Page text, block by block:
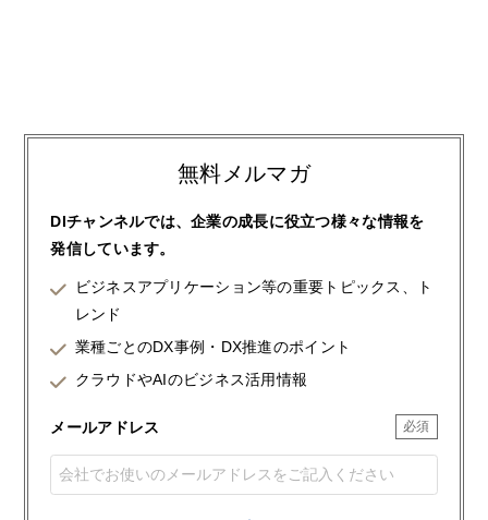
無料メルマガ
DIチャンネルでは、企業の成長に役立つ様々な情報を
発信しています。
ビジネスアプリケーション等の重要トピックス、ト
レンド
業種ごとのDX事例・DX推進のポイント
クラウドやAIのビジネス活用情報
メールアドレス